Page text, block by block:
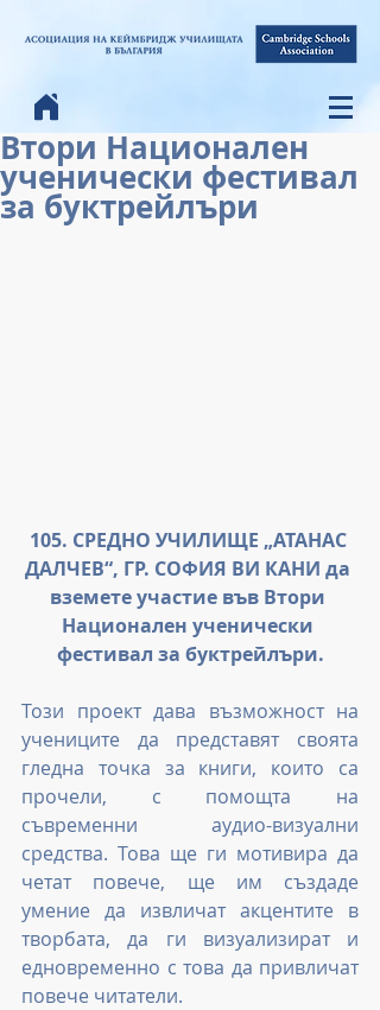
Втори Национален
ученически фестивал
за буктрейлъри
105. СРЕДНО УЧИЛИЩЕ „АТАНАС
ДАЛЧЕВ“, ГР. СОФИЯ ВИ КАНИ да
вземете участие във Втори
Национален ученически
фестивал за буктрейлъри.
Този проект дава възможност на
учениците да представят своята
гледна точка за книги, които са
прочели, с помощта на
съвременни аудио-визуални
средства. Това ще ги мотивира да
четат повече, ще им създаде
умение да извличат акцентите в
творбата, да ги визуализират и
едновременно с това да привличат
повече читатели.